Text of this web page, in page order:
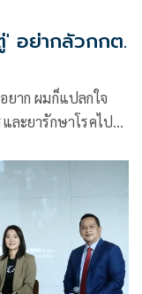
อย่ากลัวกกต.
ยาก ผมก็แปลกใจ
ละยารักษาโรคไป